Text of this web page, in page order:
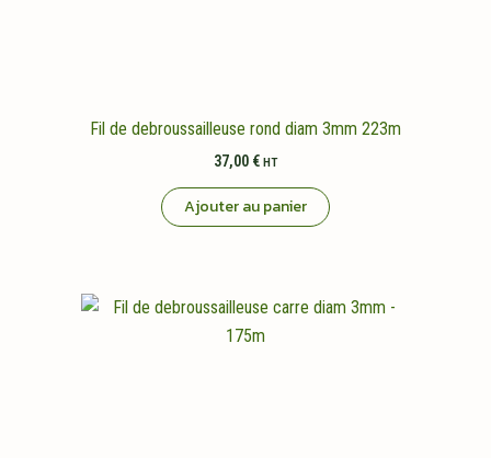
Fil de debroussailleuse rond diam 3mm 223m
37,00 € HT
Ajouter au panier